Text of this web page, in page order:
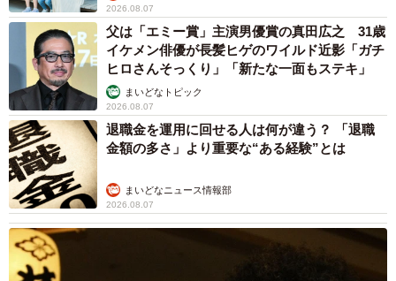
2026.08.07
父は「エミー賞」主演男優賞の真田広之 31歳
イケメン俳優が長髪ヒゲのワイルド近影「ガチ
ヒロさんそっくり」「新たな一面もステキ」
まいどなトピック
2026.08.07
退職金を運用に回せる人は何が違う？ 「退職
金額の多さ」より重要な“ある経験”とは
まいどなニュース情報部
2026.08.07